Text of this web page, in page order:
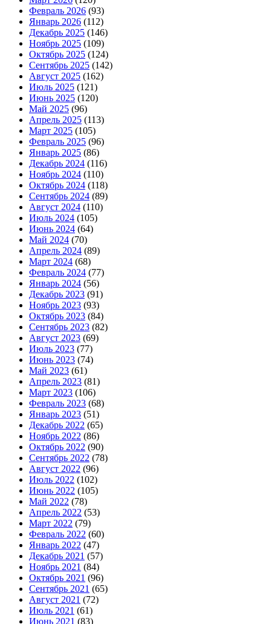
Февраль 2026 (93)
Январь 2026 (112)
Декабрь 2025 (146)
Ноябрь 2025 (109)
Октябрь 2025 (124)
Сентябрь 2025 (142)
Август 2025 (162)
Июль 2025 (121)
Июнь 2025 (120)
Май 2025 (96)
Апрель 2025 (113)
Март 2025 (105)
Февраль 2025 (96)
Январь 2025 (86)
Декабрь 2024 (116)
Ноябрь 2024 (110)
Октябрь 2024 (118)
Сентябрь 2024 (89)
Август 2024 (110)
Июль 2024 (105)
Июнь 2024 (64)
Май 2024 (70)
Апрель 2024 (89)
Март 2024 (68)
Февраль 2024 (77)
Январь 2024 (56)
Декабрь 2023 (91)
Ноябрь 2023 (93)
Октябрь 2023 (84)
Сентябрь 2023 (82)
Август 2023 (69)
Июль 2023 (77)
Июнь 2023 (74)
Май 2023 (61)
Апрель 2023 (81)
Март 2023 (106)
Февраль 2023 (68)
Январь 2023 (51)
Декабрь 2022 (65)
Ноябрь 2022 (86)
Октябрь 2022 (90)
Сентябрь 2022 (78)
Август 2022 (96)
Июль 2022 (102)
Июнь 2022 (105)
Май 2022 (78)
Апрель 2022 (53)
Март 2022 (79)
Февраль 2022 (60)
Январь 2022 (47)
Декабрь 2021 (57)
Ноябрь 2021 (84)
Октябрь 2021 (96)
Сентябрь 2021 (65)
Август 2021 (72)
Июль 2021 (61)
Июнь 2021 (83)